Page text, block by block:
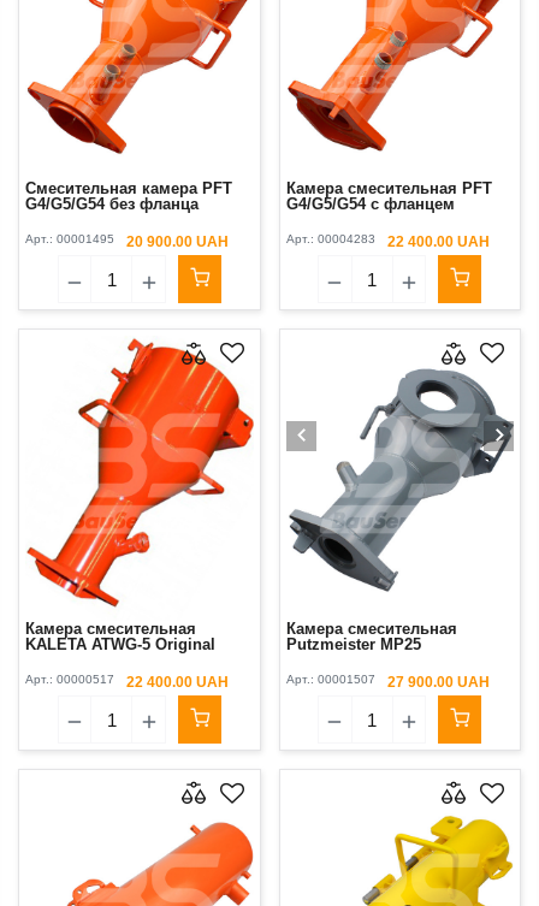
Смесительная камера PFT
G4/G5/G54 без фланца
Арт.: 00001495 20 900.00 UAH
Камера смесительная PFT
G4/G5/G54 c фланцем
Арт.: 00004283 22 400.00 UAH
Камера смесительная
KALETA ATWG-5 Original
Арт.: 00000517 22 400.00 UAH
Камера смесительная
Putzmeister MP25
Арт.: 00001507 27 900.00 UAH